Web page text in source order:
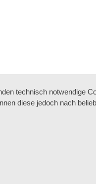
technisch notwendige
diese jedoch nach